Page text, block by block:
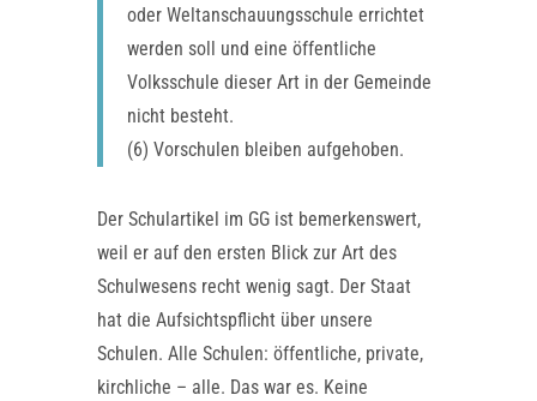
oder Weltanschauungsschule errichtet
werden soll und eine öffentliche
Volksschule dieser Art in der Gemeinde
nicht besteht.
(6) Vorschulen bleiben aufgehoben.
Der Schulartikel im GG ist bemerkenswert,
weil er auf den ersten Blick zur Art des
Schulwesens recht wenig sagt. Der Staat
hat die Aufsichtspflicht über unsere
Schulen. Alle Schulen: öffentliche, private,
kirchliche – alle. Das war es. Keine